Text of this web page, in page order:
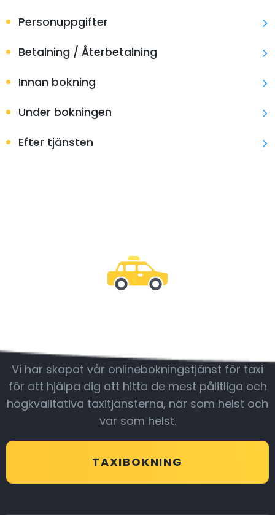
Personuppgifter
Betalning / Återbetalning
Innan bokning
Under bokningen
Efter tjänsten
Vi har skapat vår onlinebokningstjänst för taxi
för att hjälpa dig att hitta de mest pålitliga och
högkvalitativa taxitjänsterna, när som helst och
var som helst.
TAXIBOKNING